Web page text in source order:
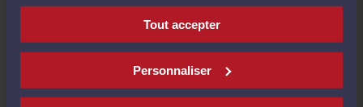
nécessaires au fonctionnement du site.
Tout accepter
Personnaliser
Suivez-nous